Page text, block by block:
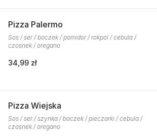
Pizza Palermo
Sos / ser / boczek / pomidor / rokpol / cebula /
czosnek / oregano
34,99 zł
Pizza Wiejska
Sos / ser / szynka / boczek / pieczarki / cebula /
czosnek / oregano